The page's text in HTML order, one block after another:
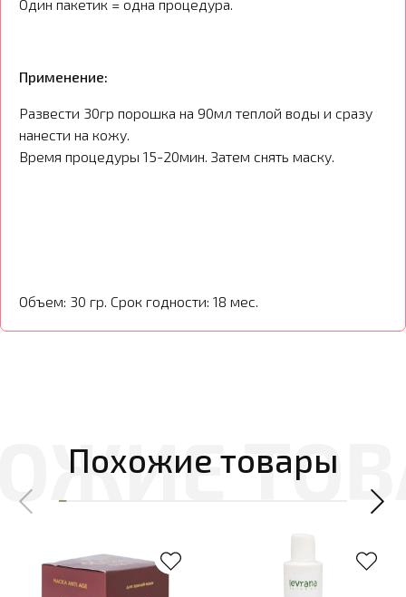
Один пакетик = одна процедура.
Применение:
Развести 30гр порошка на 90мл теплой воды и сразу
нанести на кожу.
Время процедуры 15-20мин. Затем снять маску.
Объем: 30 гр. Срок годности: 18 мес.
Похожие товары